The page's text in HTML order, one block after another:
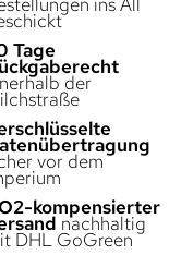
Tage
der
vor dem
kompensierter
nachhaltig
DHL GoGreen